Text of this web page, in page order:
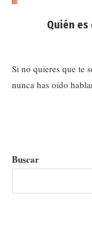
Quién
Si no quieres que te
nunca has oído
Buscar